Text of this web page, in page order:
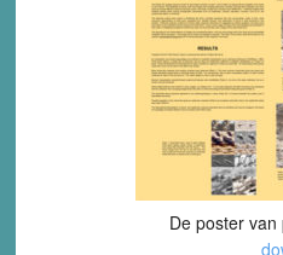
De poster